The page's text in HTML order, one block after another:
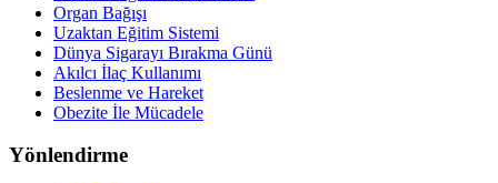
Organ Bağışı
Uzaktan Eğitim Sistemi
Dünya Sigarayı Bırakma Günü
Akılcı İlaç Kullanımı
Beslenme ve Hareket
Obezite İle Mücadele
Yönlendirme